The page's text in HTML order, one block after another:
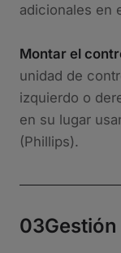
adicionales en
Montar el
unidad de
izquierdo o
en su lugar
(Phillips).
03